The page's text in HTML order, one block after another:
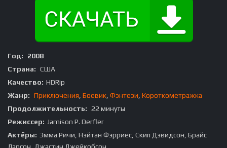
Год:
2008
Страна: США
Качество: HDRip
Жанр: Приключения Боевик Фэнтези Короткометражка
Продолжительность: 22 минуты
Режиссер: Jamison P. Derfler
Актёры: Эмма Ричи, Нэйтан Фэрриес, Скип Дэвидсон, Брайс
Ларсон, Джастин Джейкобсон